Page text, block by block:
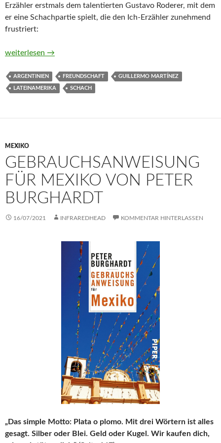
Erzähler erstmals dem talentierten Gustavo Roderer, mit dem
er eine Schachpartie spielt, die den Ich-Erzähler zunehmend
frustriert:
Roderers Eröffnung von Guillermo Martínez
weiterlesen →
ARGENTINIEN FREUNDSCHAFT GUILLERMO MARTÍNEZ
LATEINAMERIKA SCHACH
MEXIKO
GEBRAUCHSANWEISUNG
FÜR MEXIKO VON PETER
BURGHARDT
16/07/2021 INFRAREDHEAD KOMMENTAR HINTERLASSEN
„Das simple Motto: Plata o plomo. Mit drei Wörtern ist alles
gesagt. Silber oder Blei. Geld oder Kugel. Wir kaufen dich,